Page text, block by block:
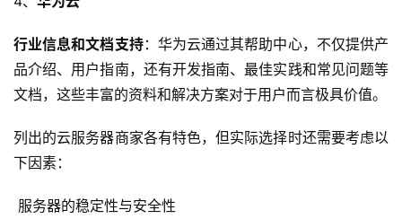
网
运
维
虚
行业信息和文档支持：华为云通过其帮助中心，不仅提供产
品介绍、用户指南，还有开发指南、最佳实践和常见问题等
文档，这些丰富的资料和解决方案对于用户而言极具价值。
列出的云服务器商家各有特色，但实际选择时还需要考虑以
下因素：
服务器的稳定性与安全性